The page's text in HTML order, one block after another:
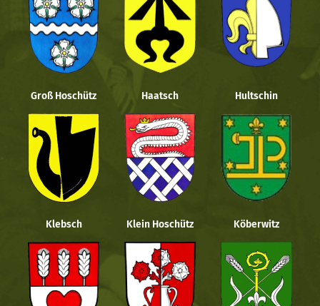
Groß Hoschütz Haatsch Hultschin
Klebsch Klein Hoschütz Köberwitz